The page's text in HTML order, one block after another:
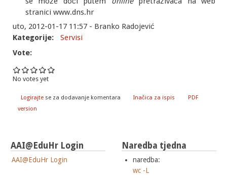
stranici www.dns.hr
uto, 2012-01-17 11:57 - Branko Radojević
Kategorije:
Servisi
Vote:
No votes yet
Logirajtese za dodavanje komentara Inačica za ispis
PDF
version
AAI@EduHr Login
AAI@EduHr Login
Naredba tjedna
naredba:
wc -L